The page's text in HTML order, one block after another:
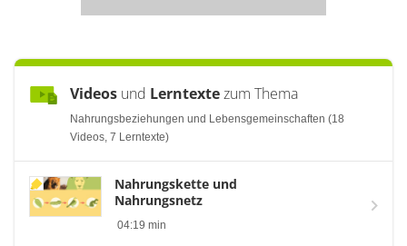
Videos und Lerntextezum Thema
Nahrungsbeziehungen und Lebensgemeinschaften (18
Videos, 7 Lerntexte)
Nahrungskette und
Nahrungsnetz
04:19 min